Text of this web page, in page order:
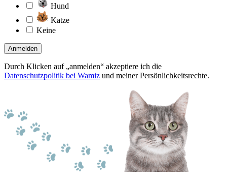
Hund
Katze
Keine
Anmelden
Durch Klicken auf „anmelden“ akzeptiere ich die
Datenschutzpolitik bei Wamiz und meiner Persönlichkeitsrechte.